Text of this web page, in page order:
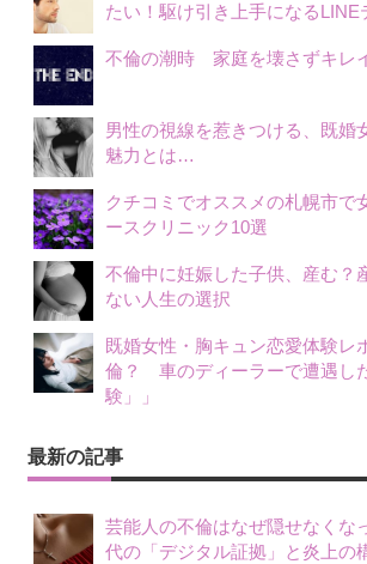
たい！駆け引き上手になるLINE
不倫の潮時 家庭を壊さずキレ
男性の視線を惹きつける、既婚
魅力とは…
クチコミでオススメの札幌市で
ースクリニック10選
不倫中に妊娠した子供、産む？
ない人生の選択
既婚女性・胸キュン恋愛体験レ
倫？ 車のディーラーで遭遇し
験」」
最新の記事
芸能人の不倫はなぜ隠せなくな
代の「デジタル証拠」と炎上の